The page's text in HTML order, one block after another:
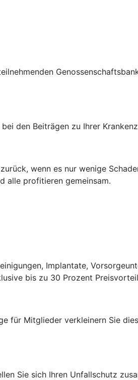
den Beiträgen zu Ihrer
wenn es nur wenige
alle profitieren gemeinsam.
Implantate,
bis zu 30 Prozent
für Mitglieder verkleinern Sie
Sie sich Ihren Unfallschutz